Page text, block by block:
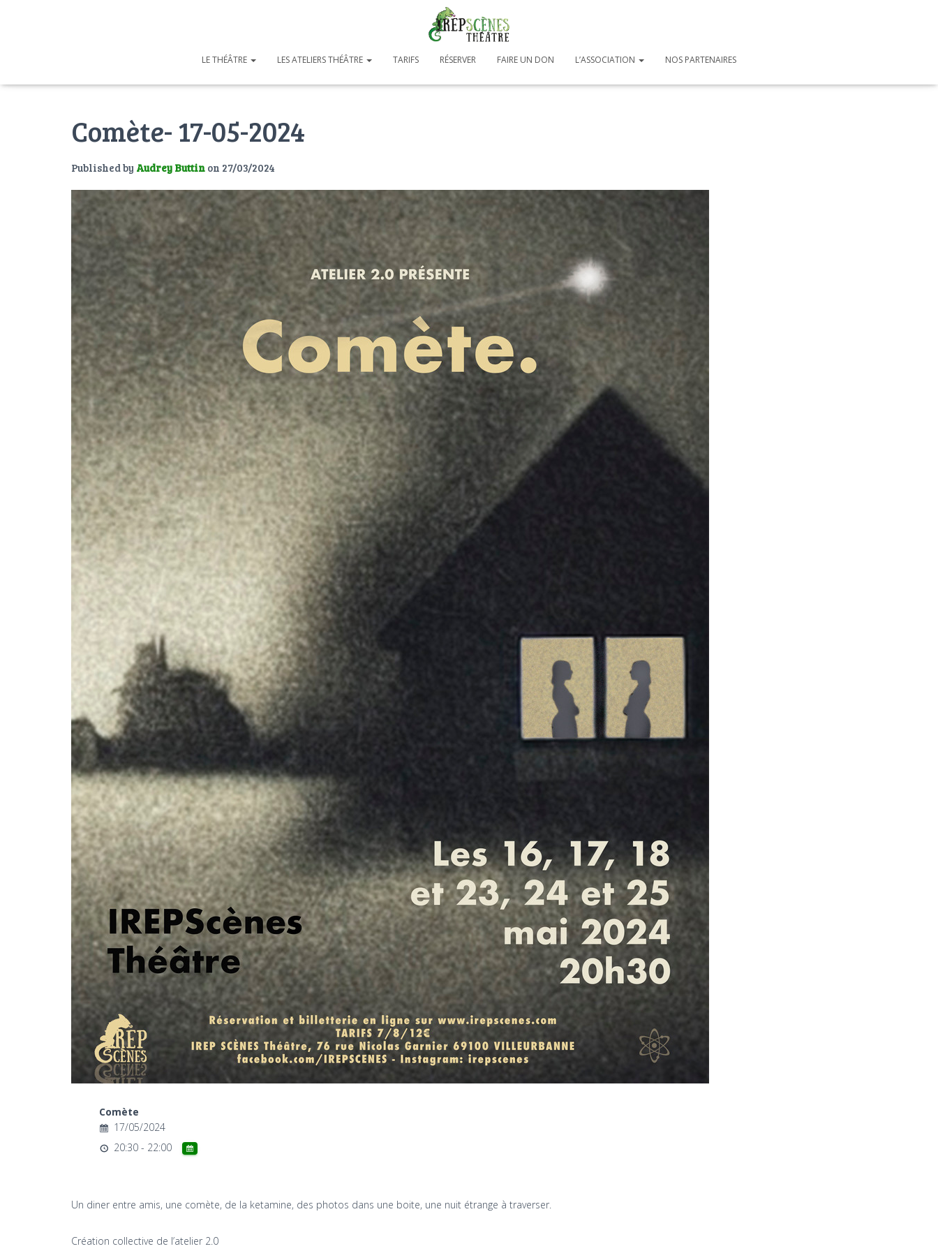
LE THÉÂTRE LES ATELIERS THÉÂTRE TARIFS RÉSERVER FAIRE UN DON L’ASSOCIATION NOS PARTENAIRES
Comète- 17-05-2024
Published by Audrey Buttin on 27/03/2024
Comète
17/05/2024
20:30 - 22:00
Un diner entre amis, une comète, de la ketamine, des photos dans une boite, une nuit étrange à traverser.
Création collective de l’atelier 2.0